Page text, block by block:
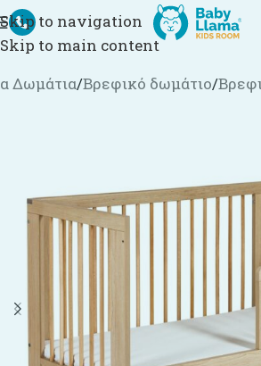
Skip to navigation
Skip to main content
Δωμάτια/Βρεφικό δωμάτιο/